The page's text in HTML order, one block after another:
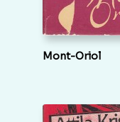
Mont-Oriol